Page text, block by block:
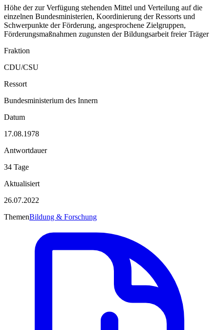
Höhe der zur Verfügung stehenden Mittel und Verteilung auf die
einzelnen Bundesministerien, Koordinierung der Ressorts und
Schwerpunkte der Förderung, angesprochene Zielgruppen,
Förderungsmaßnahmen zugunsten der Bildungsarbeit freier Träger
Fraktion
CDU/CSU
Ressort
Bundesministerium des Innern
Datum
17.08.1978
Antwortdauer
34 Tage
Aktualisiert
26.07.2022
ThemenBildung & Forschung